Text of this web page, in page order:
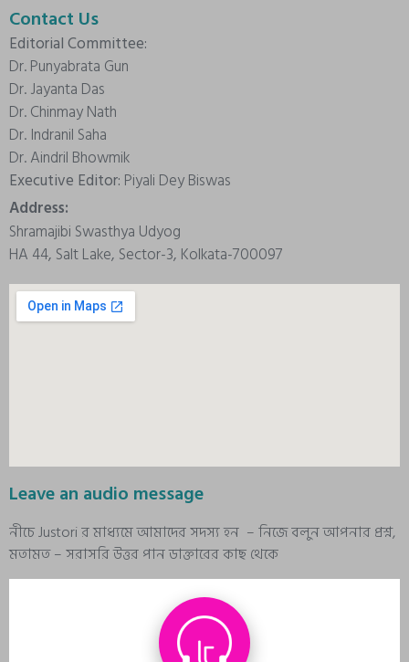
Contact Us
Editorial Committee:
Dr. Punyabrata Gun
Dr. Jayanta Das
Dr. Chinmay Nath
Dr. Indranil Saha
Dr. Aindril Bhowmik
Executive Editor: Piyali Dey Biswas
Address:
Shramajibi Swasthya Udyog
HA 44, Salt Lake, Sector-3, Kolkata-700097
Leave an audio message
নীচে Justori র মাধ্যমে আমাদের সদস্য হন – নিজে বলুন আপনার প্রশ্ন,
মতামত – সরাসরি উত্তর পান ডাক্তারের কাছ থেকে